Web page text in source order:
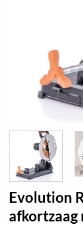
Evolution